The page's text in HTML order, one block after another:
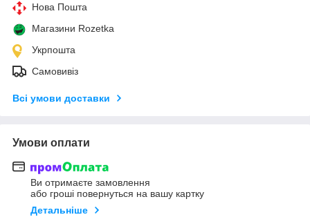
Нова Пошта
Магазини Rozetka
Укрпошта
Самовивіз
Всі умови доставки
Умови оплати
Ви отримаєте замовлення
або гроші повернуться на вашу картку
Детальніше